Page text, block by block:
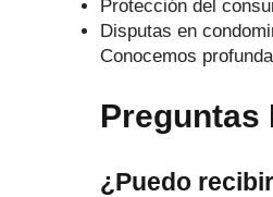
Protección del
Disputas en
Conocemos
Preguntas
¿Puedo